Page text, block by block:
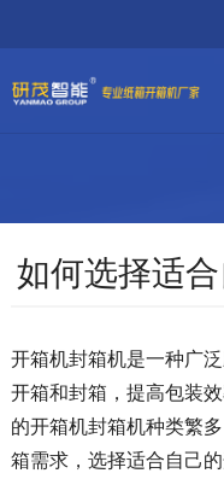
如何选择适
开箱机封箱机是一种广
开箱和封箱，提高包装
的开箱机封箱机种类繁
箱需求，选择适合自己